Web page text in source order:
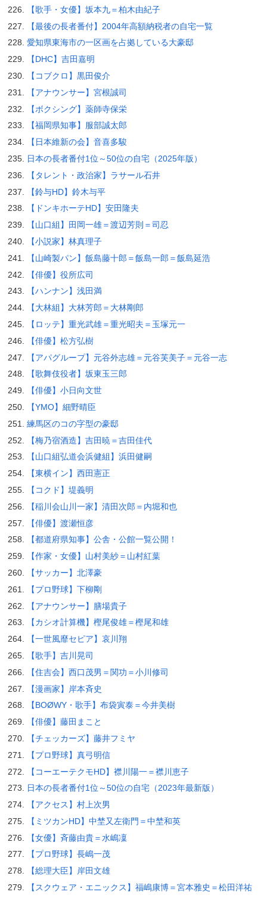
【歌手・女優】坂本九＝柏木由紀子
【最後の長者番付】2004年高額納税者の自宅一覧
愛知県東海市の一区画を占拠している大豪邸
【DHC】吉田嘉明
【コブクロ】黒田俊介
【アナウンサー】宮根誠司
【ボクシング】薬師寺保栄
【福岡県知事】服部誠太郎
【日本維新の会】音喜多駿
日本の長者番付1位～50位の自宅（2025年版）
【タレント・政治家】ラサール石井
【鈴与HD】鈴木与平
【ドンキホーテHD】安田隆夫
【山口組】田岡一雄＝渡辺芳則＝司忍
【小説家】林真理子
【山崎製パン】飯島藤十郎＝飯島一郎＝飯島延浩
【俳優】役所広司
【ハンナン】浅田満
【大林組】大林芳郎＝大林剛郎
【ロッテ】重光武雄＝重光昭夫＝玉塚元一
【俳優】松方弘樹
【アパグループ】元谷外志雄＝元谷芙美子＝元谷一志
【歌舞伎役者】坂東玉三郎
【俳優】小日向文世
【YMO】細野晴臣
練馬区のコの字型の豪邸
【梅乃宿酒造】吉田暁＝吉田佳代
【山口組弘道会浜健組】浜田健嗣
【東横イン】西田憲正
【コクド】堤義明
【稲川会山川一家】清田次郎＝内堀和也
【俳優】渡瀬恒彦
【都道府県知事】公舎・公館一覧公開！
【作家・女優】山村美紗＝山村紅葉
【サッカー】北澤豪
【プロ野球】下柳剛
【アナウンサー】膳場貴子
【カシオ計算機】樫尾俊雄＝樫尾和雄
【一世風靡セピア】哀川翔
【歌手】吉川晃司
【住吉会】西口茂男＝関功＝小川修司
【漫画家】岸本斉史
【BOØWY・歌手】布袋寅泰＝今井美樹
【俳優】藤田まこと
【チェッカーズ】藤井フミヤ
【プロ野球】真弓明信
【コーエーテクモHD】襟川陽一＝襟川恵子
日本の長者番付1位～50位の自宅（2023年最新版）
【アクセス】村上次男
【ミツカンHD】中埜又左衛門＝中埜和英
【女優】斉藤由貴＝水嶋凜
【プロ野球】長嶋一茂
【総理大臣】岸田文雄
【スクウェア・エニックス】福嶋康博＝宮本雅史＝松田洋祐